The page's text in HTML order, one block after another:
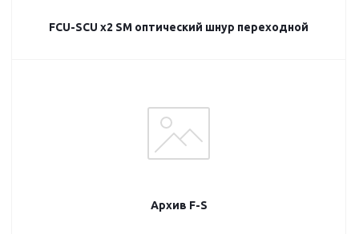
FCU-SCU х2 SM оптический шнур переходной
Архив F-S